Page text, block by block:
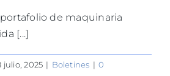
de maquinaria
[...]
julio, 2025 | Boletines | 0